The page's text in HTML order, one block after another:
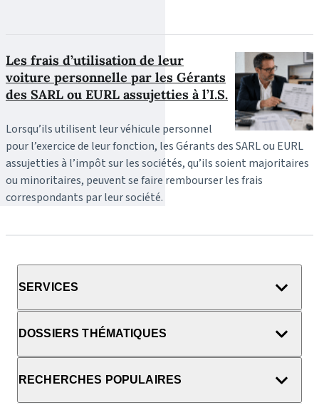
Les frais d’utilisation de leur
voiture personnelle par les Gérants
des SARL ou EURL assujetties à l’I.S.
Lorsqu’ils utilisent leur véhicule personnel
pour l’exercice de leur fonction, les Gérants des SARL ou EURL
assujetties à l’impôt sur les sociétés, qu’ils soient majoritaires
ou minoritaires, peuvent se faire rembourser les frais
correspondants par leur société.
SERVICES
DOSSIERS THÉMATIQUES
RECHERCHES POPULAIRES